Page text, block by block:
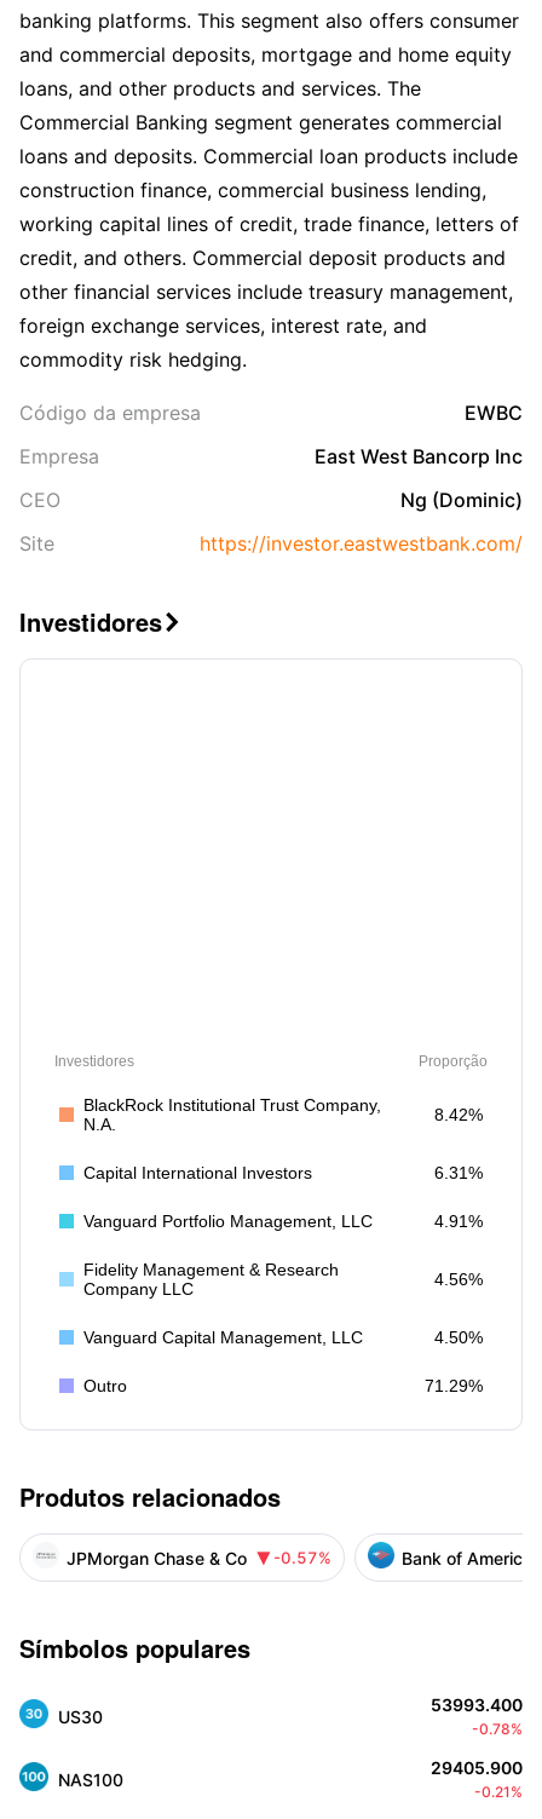
banking platforms. This segment also offers consumer
and commercial deposits, mortgage and home equity
loans, and other products and services. The
Commercial Banking segment generates commercial
loans and deposits. Commercial loan products include
construction finance, commercial business lending,
working capital lines of credit, trade finance, letters of
credit, and others. Commercial deposit products and
other financial services include treasury management,
foreign exchange services, interest rate, and
commodity risk hedging.
Código da empresa
EWBC
Empresa
East West Bancorp Inc
CEO
Ng (Dominic)
Site
https://investor.eastwestbank.com/
Investidores
Investidores Proporção
BlackRock Institutional Trust Company,
N.A.
8.42%
Capital International Investors 6.31%
Vanguard Portfolio Management, LLC 4.91%
Fidelity Management & Research
Company LLC
4.56%
Vanguard Capital Management, LLC 4.50%
Outro 71.29%
Produtos relacionados
JPMorgan Chase & Co  -0.57% Bank of America
Símbolos populares
US30
53993.400
-0.78%
NAS100
29405.900
-0.21%